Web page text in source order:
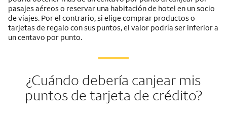
pasajes aéreos o reservar una habitación de hotel en un socio
de viajes. Por el contrario, si elige comprar productos o
tarjetas de regalo con sus puntos, el valor podría ser inferior a
un centavo por punto.
¿Cuándo debería canjear mis
puntos de tarjeta de crédito?